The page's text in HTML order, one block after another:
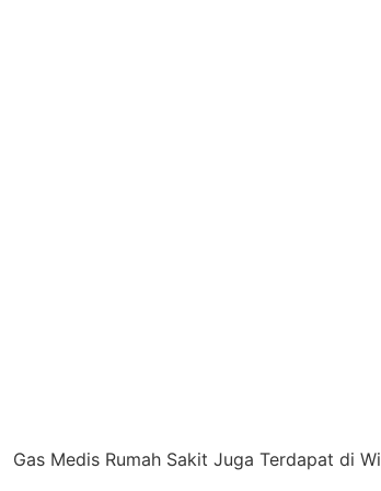
Gas Medis Rumah Sakit Juga Terdapat di